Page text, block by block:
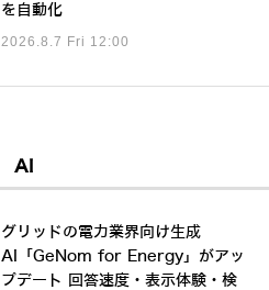
を自動化
2026.8.7 Fri 12:00
AI
グリッドの電力業界向け生成
AI「GeNom for Energy」がアッ
プデート 回答速度・表示体験・検